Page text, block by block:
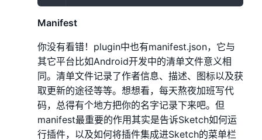
Manifest
你没有看错！plugin中也有manifest.json，它与
其它平台比如Android开发中的清单文件意义相
同。清单文件记录了作者信息、描述、图标以及获
取更新的途径等等。想想看，每天熬夜加班写代
码，总得有个地方把你的名字记录下来吧。但
manifest最重要的作用其实是告诉Sketch如何运
行插件，以及如何将插件集成进Sketch的菜单栏